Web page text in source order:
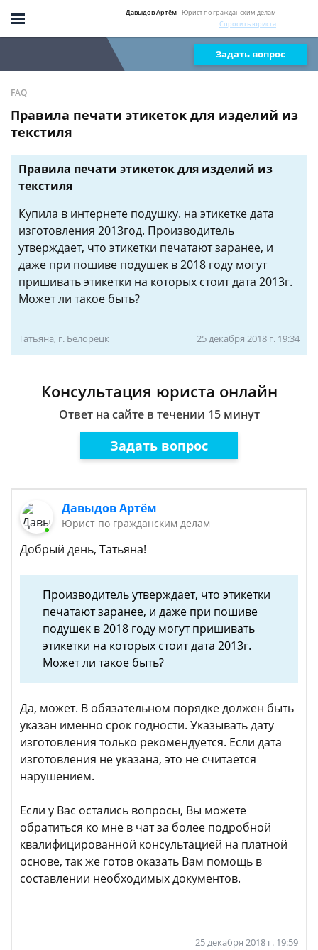
Давыдов Артём- Юрист по гражданским делам
Спросить юриста
Задать вопрос
FAQ
Правила печати этикеток для изделий из
текстиля
Правила печати этикеток для изделий из
текстиля
Купила в интернете подушку. на этикетке дата
изготовления 2013год. Производитель
утверждает, что этикетки печатают заранее, и
даже при пошиве подушек в 2018 году могут
пришивать этикетки на которых стоит дата 2013г.
Может ли такое быть?
Татьяна, г. Белорецк 25 декабря 2018 г. 19:34
Консультация юриста онлайн
Ответ на сайте в течении 15 минут
Задать вопрос
Давыдов Артём
Юрист по гражданским делам
Добрый день, Татьяна!
Производитель утверждает, что этикетки
печатают заранее, и даже при пошиве
подушек в 2018 году могут пришивать
этикетки на которых стоит дата 2013г.
Может ли такое быть?
Да, может. В обязательном порядке должен быть
указан именно срок годности. Указывать дату
изготовления только рекомендуется. Если дата
изготовления не указана, это не считается
нарушением.
Если у Вас остались вопросы, Вы можете
обратиться ко мне в чат за более подробной
квалифицированной консультацией на платной
основе, так же готов оказать Вам помощь в
составлении необходимых документов.
25 декабря 2018 г. 19:59